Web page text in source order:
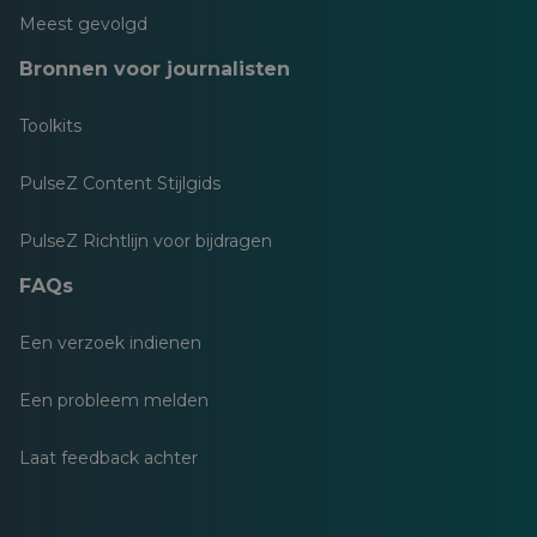
Meest gevolgd
Bronnen voor journalisten
Toolkits
PulseZ Content Stijlgids
PulseZ Richtlijn voor bijdragen
FAQs
Een verzoek indienen
Een probleem melden
Laat feedback achter